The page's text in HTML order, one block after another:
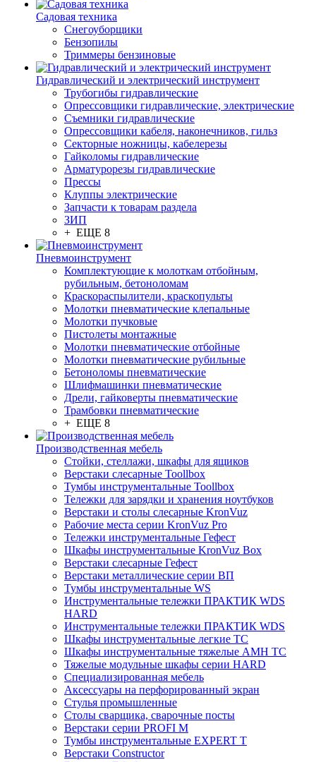
Садовая техника
Снегоуборщики
Бензопилы
Триммеры бензиновые
Гидравлический и электрический инструмент
Трубогибы гидравлические
Опрессовщики гидравлические, электрические
Съемники гидравлические
Опрессовщики кабеля, наконечников, гильз
Секторные ножницы, кабелерезы
Гайколомы гидравлические
Арматурорезы гидравлические
Прессы
Клуппы электрические
Запчасти к товарам раздела
ЗИП
+ ЕЩЕ 8
Пневмоинструмент
Комплектующие к молоткам отбойным,
рубильным, бетоноломам
Краскораспылители, краскопульты
Молотки пневматические клепальные
Молотки пучковые
Пистолеты монтажные
Молотки пневматические отбойные
Молотки пневматические рубильные
Бетоноломы пневматические
Шлифмашинки пневматические
Дрели, гайковерты пневматические
Трамбовки пневматические
+ ЕЩЕ 8
Производственная мебель
Стойки, стеллажи, шкафы для ящиков
Верстаки слесарные Toollbox
Тумбы инструментальные Toollbox
Тележки для зарядки и хранения ноутбуков
Верстаки и столы слесарные KronVuz
Рабочие места серии KronVuz Pro
Тележки инструментальные Гефест
Шкафы инструментальные KronVuz Box
Верстаки слесарные Гефест
Верстаки металлические серии ВП
Тумбы инструментальные WS
Инструментальные тележки ПРАКТИК WDS
HARD
Инструментальные тележки ПРАКТИК WDS
Шкафы инструментальные легкие ТС
Шкафы инструментальные тяжелые AMH TC
Тяжелые модульные шкафы серии HARD
Cпециализированная мебель
Аксессуары на перфорированный экран
Стулья промышленные
Столы сварщика, сварочные посты
Верстаки серии PROFI M
Тумбы инструментальные EXPERT T
Верстаки Constructor